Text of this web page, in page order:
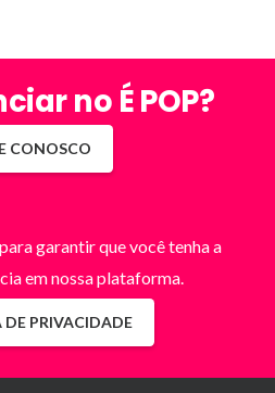
no É POP?
CONOSCO
garantir que você tenha a
em nossa plataforma.
DE PRIVACIDADE